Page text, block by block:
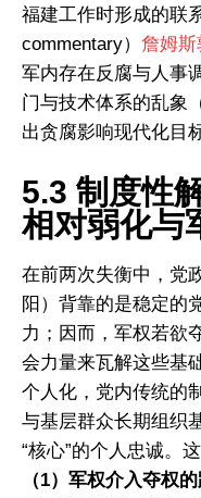
方法，探索宇宙、自然
究与跨学科对话，推动
合、太极启迪AI。我们
与现代科学的解决方案
全球知识体系，共同探
福建工作时形成的联
commentary） 詹姆斯
军内存在反腐与人事
门与技术体系的乱象
出贪腐影响现代化目标
5.3 制度性
相对弱化与
在前两次失衡中，
阳）背靠的是稳定的
力；因而，军权若欲
会力量来瓦解这些基
个人化，党内传统的
与基层群众长期组织
“核心”的个人忠诚。
（1）军权介入夺权